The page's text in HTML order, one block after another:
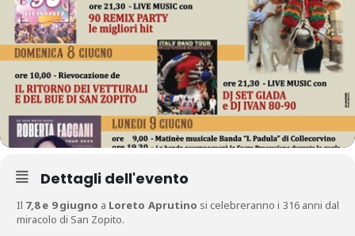
Dettagli dell'evento
Il 7,8 e 9 giugno a Loreto Aprutino si celebreranno i 316 anni dal
miracolo di San Zopito.